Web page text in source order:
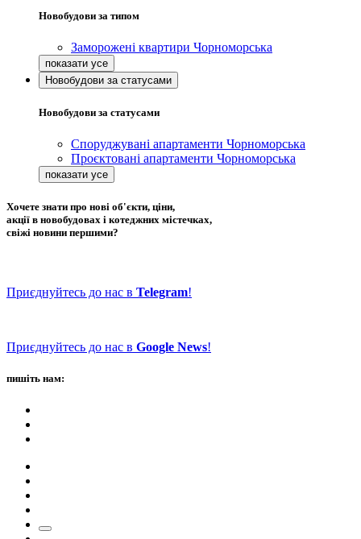
Новобудови за типом
Заморожені квартири Чорноморська
Новобудови за статусами
Новобудови за статусами
Споруджувані апартаменти Чорноморська
Проєктовані апартаменти Чорноморська
Хочете знати про нові об'єкти, ціни,
акції в новобудовах і котеджних містечках,
свіжі новини першими?
Приєднуйтесь до нас в Telegram!
Приєднуйтесь до нас в Google News!
пишіть нам: